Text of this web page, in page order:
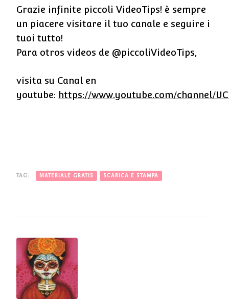
Grazie infinite piccoli VideoTips! è sempre
un piacere visitare il tuo canale e seguire i
tuoi tutto!
Para otros videos de @piccoliVideoTips,
visita su Canal en
youtube: https://www.youtube.com/channel/
TAG: MATERIALE GRATIS SCARICA E STAMPA